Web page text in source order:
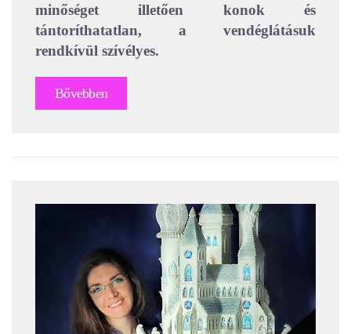
minőséget illetően konok és
tántoríthatatlan, a vendéglátásuk
rendkívül szívélyes.
Bővebben